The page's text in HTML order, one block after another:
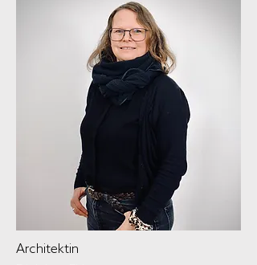
Architektin